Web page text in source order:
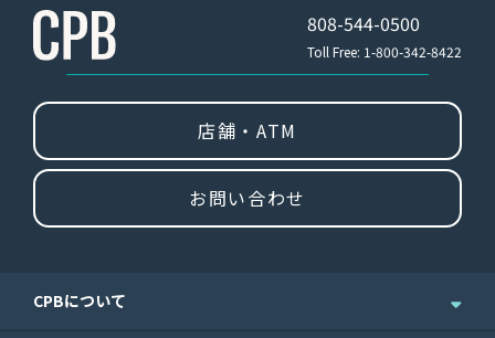
808-544-0500
Toll Free: 1-800-342-8422
店舗・ATM
お問い合わせ
CPBについて